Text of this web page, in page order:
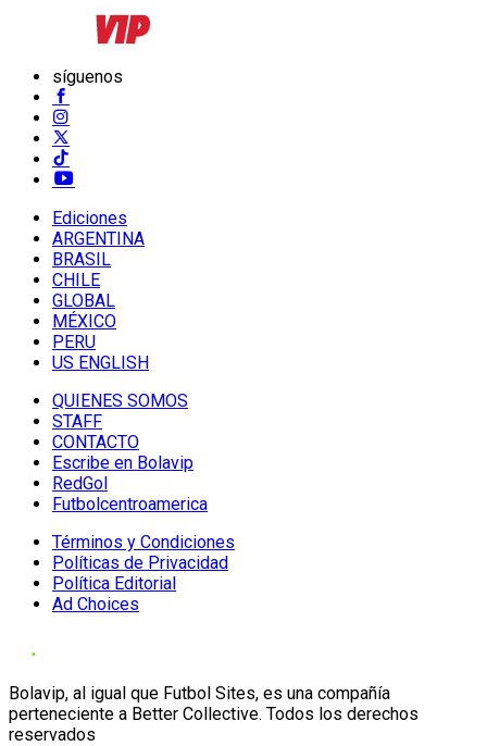
síguenos
Ediciones
ARGENTINA
BRASIL
CHILE
GLOBAL
MÉXICO
PERU
US ENGLISH
QUIENES SOMOS
STAFF
CONTACTO
Escribe en Bolavip
RedGol
Futbolcentroamerica
Términos y Condiciones
Políticas de Privacidad
Política Editorial
Ad Choices
Bolavip, al igual que Futbol Sites, es una compañía
perteneciente a Better Collective. Todos los derechos
reservados